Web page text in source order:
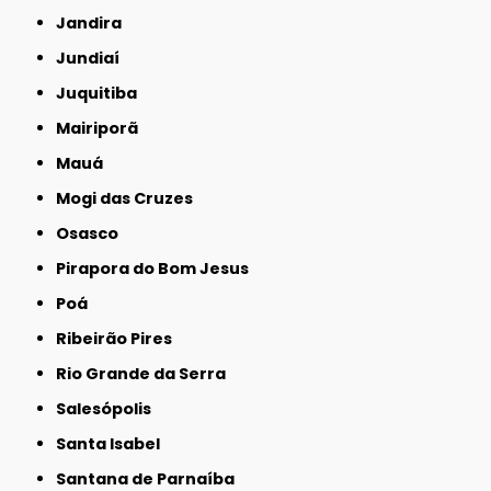
Jandira
Jundiaí
Juquitiba
Mairiporã
Mauá
Mogi das Cruzes
Osasco
Pirapora do Bom Jesus
Poá
Ribeirão Pires
Rio Grande da Serra
Salesópolis
Santa Isabel
Santana de Parnaíba